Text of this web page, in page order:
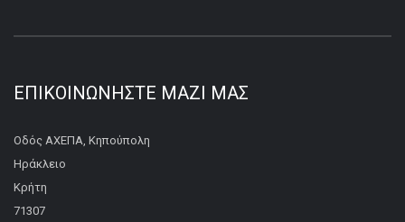
ΕΠΙΚΟΙΝΩΝΉΣΤΕ ΜΑΖΊ ΜΑΣ
Οδός ΑΧΕΠΑ, Κηπούπολη
Ηράκλειο
Κρήτη
71307